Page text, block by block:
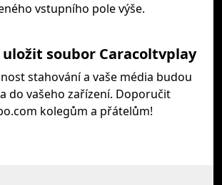
vstupního pole výše.
uložit soubor Caracoltvplay
stahování a vaše média budou
do vašeho zařízení. Doporučit
kolegům a přátelům!